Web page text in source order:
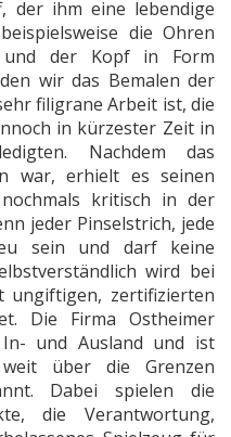
der ihm eine lebendige
die Ohren
der Kopf in Form
wir das Bemalen der
filigrane Arbeit ist, die
in kürzester Zeit in
Nachdem das
war, erhielt es seinen
kritisch in der
jeder Pinselstrich, jede
sein und darf keine
wird bei
ungiftigen, zertifizierten
Die Firma Ostheimer
und Ausland und ist
über die Grenzen
Dabei spielen die
die Verantwortung,